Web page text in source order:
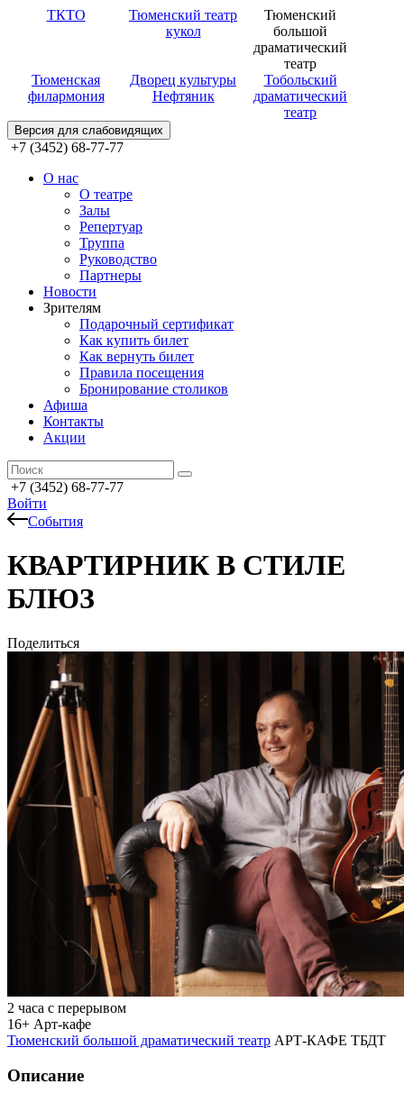
ТКТО
Тюменский театр
кукол
Тюменский
большой
драматический
театр
Тюменская
филармония
Дворец культуры
Нефтяник
Тобольский
драматический
театр
Версия для слабовидящих
+7 (3452) 68-77-77
О нас
О театре
Залы
Репертуар
Труппа
Руководство
Партнеры
Новости
Зрителям
Подарочный сертификат
Как купить билет
Как вернуть билет
Правила посещения
Бронирование столиков
Афиша
Контакты
Акции
+7 (3452) 68-77-77
Войти
События
КВАРТИРНИК В СТИЛЕ
БЛЮЗ
Поделиться
2 часа с перерывом
16+ Арт-кафе
Тюменский большой драматический театр АРТ-КАФЕ ТБДТ
Описание